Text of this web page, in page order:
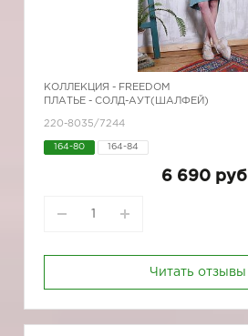
КОЛЛЕКЦИЯ - FREEDOM
ПЛАТЬЕ - СОЛД-АУТ(ШАЛФЕЙ)
220-8035/7244
164-80 164-84
6 690 руб
Читать отзывы